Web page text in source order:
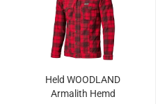
Held WOODLAND
Armalith Hemd